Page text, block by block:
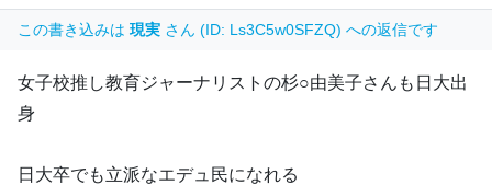
この書き込みは 現実 さん (ID: Ls3C5w0SFZQ) への返信です
女子校推し教育ジャーナリストの杉○由美子さんも日大出
身
日大卒でも立派なエデュ民になれる